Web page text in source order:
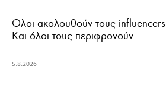
Όλοι ακολουθούν τους
Και όλοι τους περιφρονούν.
5.8.2026